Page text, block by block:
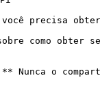
precisa
como obter
Nunca o